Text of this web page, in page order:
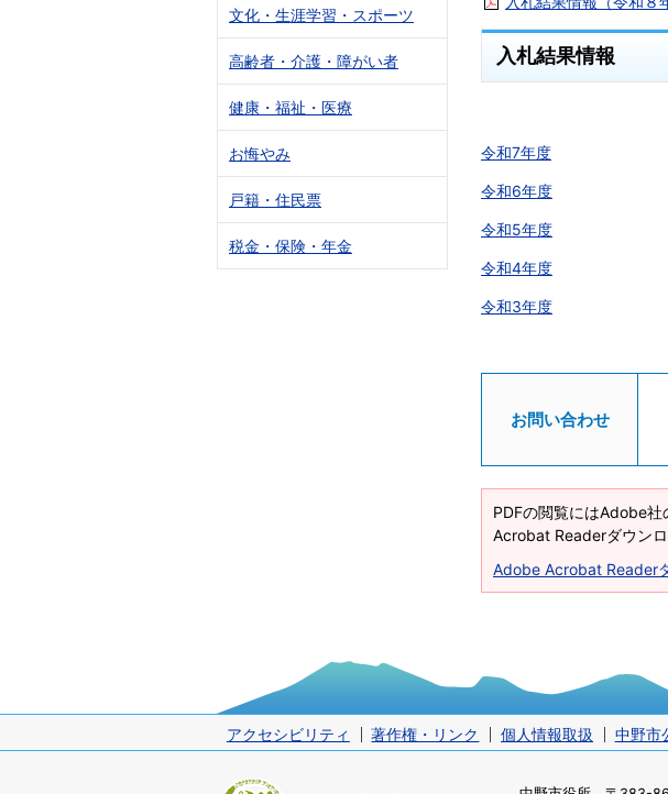
入札結果情報
令和7年度
令和6年度
令和5年度
令和4年度
令和3年度
お問い合わせ
PDFの閲覧にはAdobe
Acrobat Readerダウンロ
Adobe Acrobat Reader
文化・生涯学習・スポーツ
高齢者・介護・障がい者
健康・福祉・医療
お悔やみ
戸籍・住民票
税金・保険・年金
アクセシビリティ 著作権・リンク 個人情報取扱 中野市